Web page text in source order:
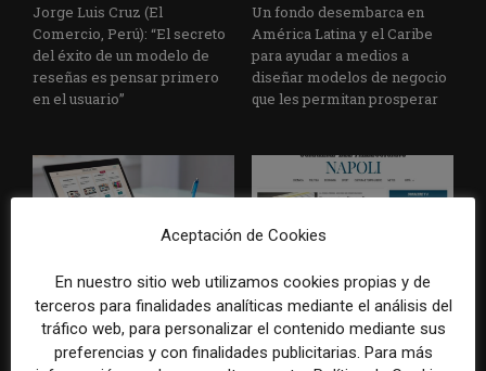
Jorge Luis Cruz (El
Comercio, Perú): “El secreto
del éxito de un modelo de
reseñas es pensar primero
en el usuario”
Un fondo desembarca en
América Latina y el Caribe
para ayudar a medios a
diseñar modelos de negocio
que les permitan prosperar
Claves para adaptar la
estrategia de suscripciones a
una coyuntura de
inestabilidad económica
Periodismo local como
impulsor de ingresos: el caso
de Corriere della Sera
Aceptación de Cookies
En nuestro sitio web utilizamos cookies propias y de
terceros para finalidades analíticas mediante el análisis del
tráfico web, para personalizar el contenido mediante sus
preferencias y con finalidades publicitarias. Para más